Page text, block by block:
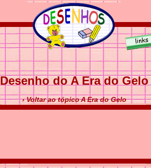
Desenho do A Era do Gelo
› Voltar ao tópico A Era do Gelo